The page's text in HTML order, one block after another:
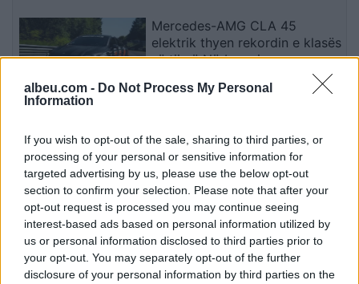
albeu.com - Do Not Process My Personal
Information
If you wish to opt-out of the sale, sharing to third parties, or
processing of your personal or sensitive information for
targeted advertising by us, please use the below opt-out
section to confirm your selection. Please note that after your
opt-out request is processed you may continue seeing
interest-based ads based on personal information utilized by
us or personal information disclosed to third parties prior to
your opt-out. You may separately opt-out of the further
disclosure of your personal information by third parties on the
Mercedes-AMG CLA 45
elektrik thyen rekordin e klasës
së tij në Nürburgring
zbulon vorbullat që ndikojnë
në motin hapësinor dhe Tokë